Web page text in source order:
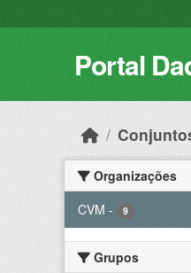
Portal
Organizações
CVM - 9
Grupos